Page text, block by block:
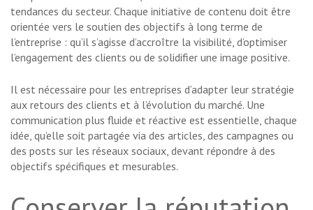
tendances du secteur. Chaque initiative de contenu doit être
orientée vers le soutien des objectifs à long terme de
l’entreprise : qu’il s’agisse d’accroître la visibilité, d’optimiser
l’engagement des clients ou de solidifier une image positive.
Il est nécessaire pour les entreprises d’adapter leur stratégie
aux retours des clients et à l’évolution du marché. Une
communication plus fluide et réactive est essentielle, chaque
idée, qu’elle soit partagée via des articles, des campagnes ou
des posts sur les réseaux sociaux, devant répondre à des
objectifs spécifiques et mesurables.